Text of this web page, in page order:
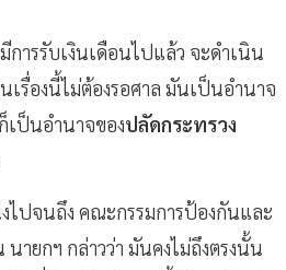
การรับเงินเดือนไปแล้ว จะดําเนิน
เรื่องนี้ไม่ต้องรอศาล มันเป็นอำนาจ
เป็นอํานาจของปลัดกระทรวง
ไปจนถึง คณะกรรมการป้องกันและ
ายกฯ กล่าวว่า มันคงไม่ถึงตรงนั้น